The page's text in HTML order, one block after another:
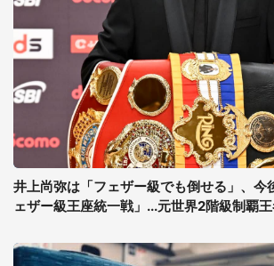
井上尚弥は「フェザー級でも倒せる」、今
ェザー級王座統一戦」...元世界2階級制覇